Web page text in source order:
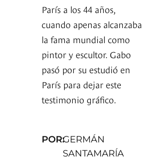
París a los 44 años,
cuando apenas alcanzaba
la fama mundial como
pintor y escultor. Gabo
pasó por su estudió en
París para dejar este
testimonio gráfico.
POR:GERMÁN
SANTAMARÍA